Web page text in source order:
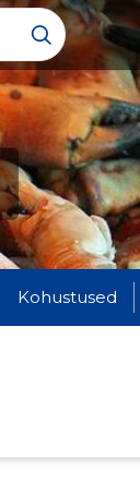
Kohustused